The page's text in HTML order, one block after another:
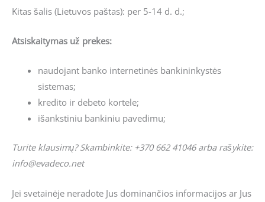
Kitas šalis (Lietuvos paštas): per 5-14 d. d.;
Atsiskaitymas už prekes:
naudojant banko internetinės bankininkystės
sistemas;
kredito ir debeto kortele;
išankstiniu bankiniu pavedimu;
Turite klausimų? Skambinkite: +370 662 41046 arba rašykite:
info@evadeco.net
Jei svetainėje neradote Jus dominančios informacijos ar Jus